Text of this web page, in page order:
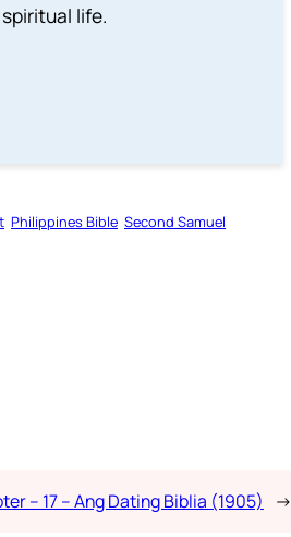
life.
Philippines Bible Second Samuel
– 17 – Ang Dating Biblia (1905) →